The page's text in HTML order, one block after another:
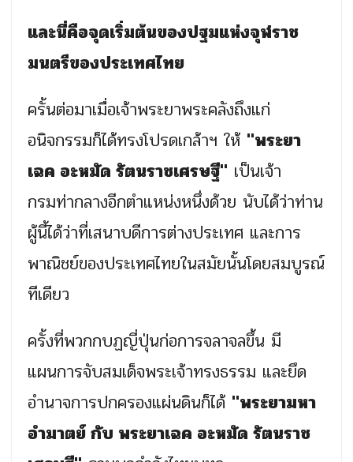
และนี่คือจุดเริ่มต้นของปฐมแห่งจุฬราช
มนตรีของประเทศไทย
ครั้นต่อมาเมื่อเจ้าพระยาพระคลังถึงแก่
อนิจกรรมก็ได้ทรงโปรดเกล้าฯ ให้ "พระยา
เฉค อะหมัด รัตนราชเศรษฐี" เป็นเจ้า
กรมท่ากลางอีกตำแหน่งหนึ่งด้วย นับได้ว่าท่าน
ผู้นี้ได้ว่าที่เสนาบดีการต่างประเทศ และการ
พาณิชย์ของประเทศไทยในสมัยนั้นโดยสมบูรณ์
ทีเดียว
ครั้งที่พวกกบฏญี่ปุ่นก่อการจลาจลขึ้น มี
แผนการจับสมเด็จพระเจ้าทรงธรรม และยึด
อำนาจการปกครองแผ่นดินก็ได้ "พระยามหา
อำมาตย์ กับ พระยาเฉค อะหมัด รัตนราช